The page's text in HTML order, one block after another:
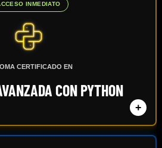
INMEDIATO
CERTIFICADO EN
CON PYTHON
+